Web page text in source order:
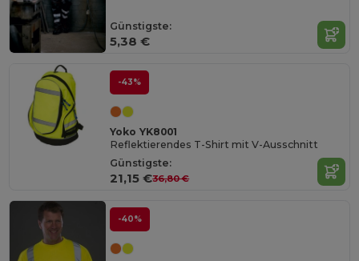
Günstigste:
5,38 €
-43%
Yoko YK8001
Reflektierendes T-Shirt mit V-Ausschnitt
Günstigste:
21,15 €36,80 €
-40%